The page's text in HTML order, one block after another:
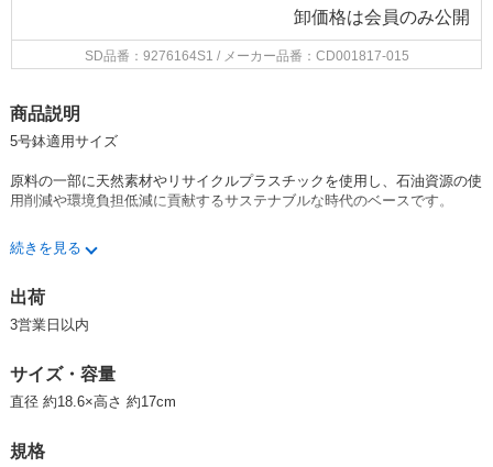
卸価格は会員のみ公開
SD品番：9276164S1 / メーカー品番：CD001817-015
商品説明
5号鉢適用サイズ
原料の一部に天然素材やリサイクルプラスチックを使用し、石油資源の使
用削減や環境負担低減に貢献するサステナブルな時代のベースです。
※エコフレンドリーポットはプラスチック、石材粉を混合したリサイクル
ポットです。
使いやすいです。
内側に突起が3箇所付いていています。
【 東京堂のフラワーベース一覧はコチラをクリック 】
ティナブル 持続可能 エコ
続きを見る
出荷
3営業日以内
サイズ・容量
直径 約18.6×高さ 約17cm
規格